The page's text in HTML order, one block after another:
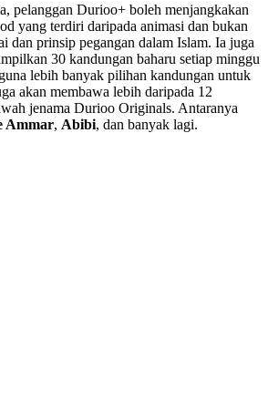
pelanggan Durioo+ boleh menjangkakan
yang terdiri daripada animasi dan bukan
dan prinsip pegangan dalam Islam. Ia juga
30 kandungan baharu setiap minggu
lebih banyak pilihan kandungan untuk
akan membawa lebih daripada 12
jenama Durioo Originals. Antaranya
Ammar, Abibi, dan banyak lagi.